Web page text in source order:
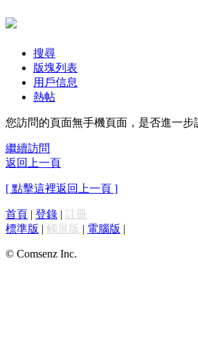
搜尋
版塊列表
用戶信息
熱帖
您訪問的頁面無手機頁面，是否進一步
繼續訪問
返回上一頁
[ 點擊這裡返回上一頁 ]
首頁 | 登錄 | 註冊
標準版 | 觸屏版 | 電腦版 |
© Comsenz Inc.